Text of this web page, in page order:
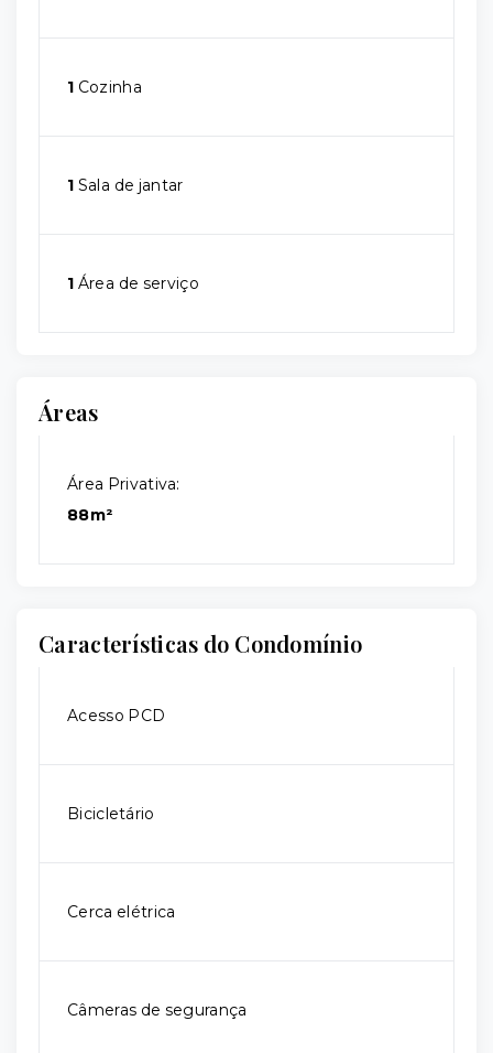
1 Cozinha
1 Sala de jantar
1 Área de serviço
Áreas
Área Privativa:
88m²
Características do Condomínio
Acesso PCD
Bicicletário
Cerca elétrica
Câmeras de segurança